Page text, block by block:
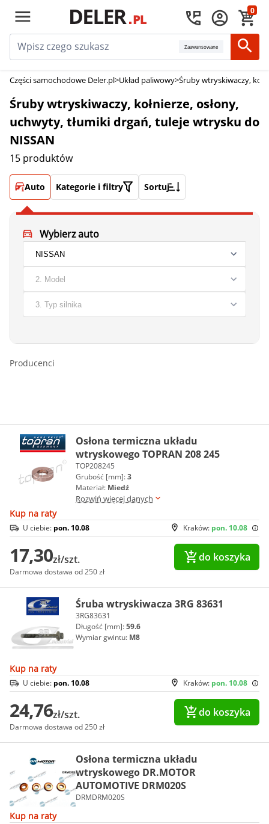
0
Zaawansowane
Części samochodowe Deler.pl>Układ paliwowy>Śruby wtryskiwaczy,
Śruby wtryskiwaczy, kołnierze, osłony,
uchwyty, tłumiki drgań, tuleje wtrysku do
NISSAN
15 produktów
Auto Kategorie i filtry Sortuj
Wybierz auto
Producenci
Osłona termiczna układu
wtryskowego TOPRAN 208 245
TOP208245
Grubość [mm]:3
Materiał: Miedź
Rozwiń więcej danych
Kup na raty
Kraków: pon. 10.08
U ciebie: pon. 10.08
17,30zł/szt.
Darmowa dostawa od 250 zł
do koszyka
Śruba wtryskiwacza 3RG 83631
3RG83631
Długość [mm]:59.6
Wymiar gwintu: M8
Kup na raty
Kraków: pon. 10.08
U ciebie: pon. 10.08
24,76zł/szt.
Darmowa dostawa od 250 zł
do koszyka
Osłona termiczna układu
wtryskowego DR.MOTOR
AUTOMOTIVE DRM020S
DRMDRM020S
Kup na raty